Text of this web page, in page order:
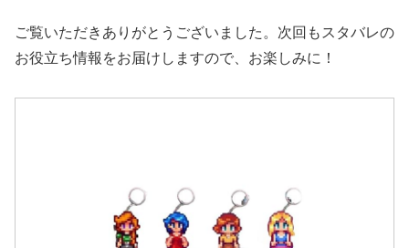
ご覧いただきありがとうございました。次回もスタバレの
お役立ち情報をお届けしますので、お楽しみに！